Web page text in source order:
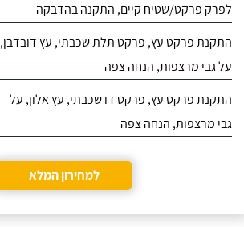
לפרק פרקט/שטיח קיים, התקנה בהדבקה
התקנת פרקט עץ, פרקט תלת שכבתי, עץ דובדבן,
על גבי מרצפות, הנחה צפה
התקנת פרקט עץ, פרקט דו שכבתי, עץ אלון, על
גבי מרצפות, הנחה צפה
למחירון המלא